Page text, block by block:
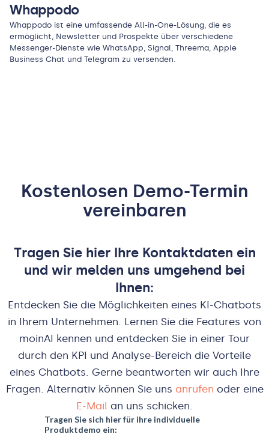
Whappodo
Whappodo ist eine umfassende All-in-One-Lösung, die es
ermöglicht, Newsletter und Prospekte über verschiedene
Messenger-Dienste wie WhatsApp, Signal, Threema, Apple
Business Chat und Telegram zu versenden.
Kostenlosen Demo-Termin
vereinbaren
Tragen Sie hier Ihre Kontaktdaten ein
und wir melden uns umgehend bei
Ihnen:
Entdecken Sie die Möglichkeiten eines KI-Chatbots
in Ihrem Unternehmen. Lernen Sie die Features von
moinAI kennen und entdecken Sie in einer Tour
durch den KPI und Analyse-Bereich die Vorteile
eines Chatbots. Gerne beantworten wir auch Ihre
Fragen. Alternativ können Sie uns anrufen oder eine
E-Mail an uns schicken.